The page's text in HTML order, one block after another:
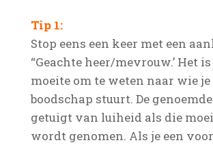
Tip 1:
Stop eens een keer met een
“Geachte heer/mevrouw.’ Het
moeite om te weten naar wie je
boodschap stuurt. De
getuigt van luiheid als die
wordt genomen. Als je een